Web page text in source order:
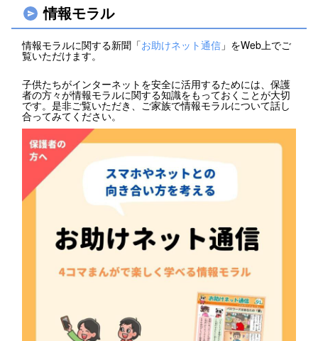
情報モラル
情報モラルに関する新聞「お助けネット通信 」をWeb上でご
覧いただけます。
子供たちがインターネットを安全に活用するためには、保護
者の方々が情報モラルに関する知識をもっておくことが大切
です。是非ご覧いただき、ご家族で情報モラルについて話し
合ってみてください。